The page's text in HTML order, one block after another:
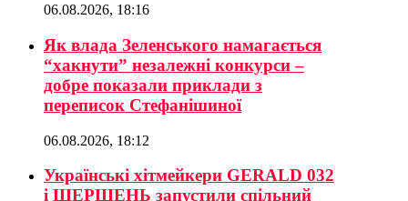
06.08.2026, 18:16
Як влада Зеленського намагається
“хакнути” незалежні конкурси –
добре показали приклади з
переписок Стефанішиної
06.08.2026, 18:12
Українські хітмейкери GERALD 032
і ШЕРШЕНЬ запустили спільний